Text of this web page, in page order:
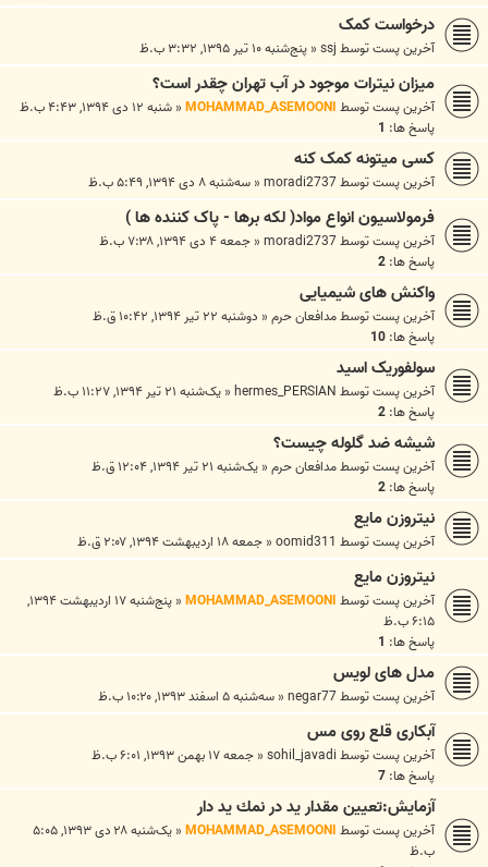
درخواست کمک
آخرین پست توسطssj
« پنج‌شنبه ۱۰ تیر ۱۳۹۵, ۳:۳۲ ب.ظ
میزان نیترات موجود در آب تهران چقدر است؟
آخرین پست توسطMOHAMMAD_ASEMOONI
« شنبه ۱۲ دی ۱۳۹۴, ۴:۴۳ ب.ظ
پاسخ ها: 1
کسی میتونه کمک کنه
آخرین پست توسطmoradi2737
« سه‌شنبه ۸ دی ۱۳۹۴, ۵:۴۹ ب.ظ
فرمولاسیون انواع مواد( لکه برها - پاک کننده ها )
آخرین پست توسطmoradi2737
« جمعه ۴ دی ۱۳۹۴, ۷:۳۸ ب.ظ
پاسخ ها: 2
واکنش های شیمیایی
آخرین پست توسطمدافعان حرم« دوشنبه ۲۲ تیر ۱۳۹۴, ۱۰:۴۲ ق.ظ
پاسخ ها: 10
سولفوریک اسید
آخرین پست توسطhermes_PERSIAN
« یک‌شنبه ۲۱ تیر ۱۳۹۴, ۱۱:۲۷ ب.ظ
پاسخ ها: 2
شیشه ضد گلوله چیست؟
آخرین پست توسطمدافعان حرم« یک‌شنبه ۲۱ تیر ۱۳۹۴, ۱۲:۰۴ ق.ظ
پاسخ ها: 2
نیتروزن مایع
آخرین پست توسطoomid311
« جمعه ۱۸ اردیبهشت ۱۳۹۴, ۲:۰۷ ق.ظ
نیتروزن مایع
آخرین پست توسطMOHAMMAD_ASEMOONI
«
پنج‌شنبه ۱۷ اردیبهشت ۱۳۹۴,
۶:۱۵ ب.ظ
پاسخ ها: 1
مدل های لویس
آخرین پست توسطnegar77
« سه‌شنبه ۵ اسفند ۱۳۹۳, ۱۰:۲۰ ب.ظ
آبکاری قلع روی مس
آخرین پست توسطsohil_javadi
« جمعه ۱۷ بهمن ۱۳۹۳, ۶:۰۱ ب.ظ
پاسخ ها: 7
آزمايش:تعيين مقدار يد در نمك يد دار
آخرین پست توسطMOHAMMAD_ASEMOONI
«
یک‌شنبه ۲۸ دی ۱۳۹۳, ۵:۰۵
ب.ظ